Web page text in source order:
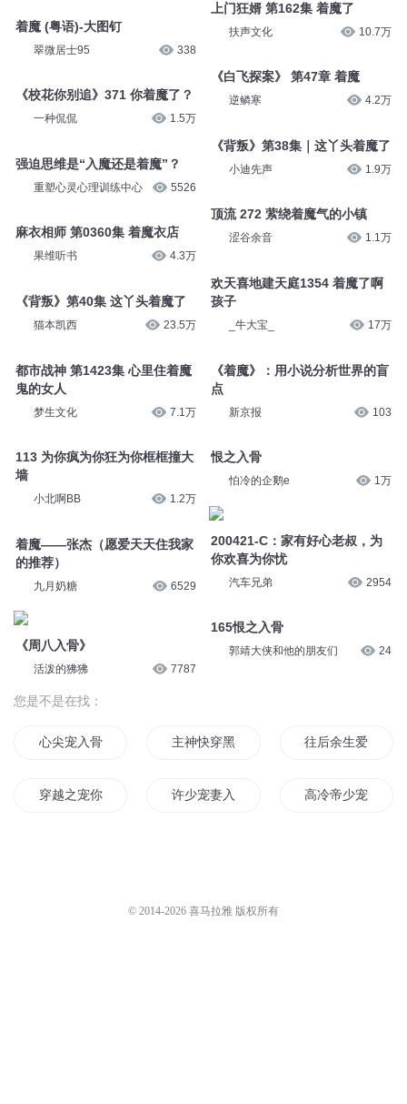
着魔 (粤语)-大图钉
翠微居士95 338
《校花你别追》371 你着魔了？
一种侃侃 1.5万
强迫思维是“入魔还是着魔”？
重塑心灵心理训练中心 5526
麻衣相师 第0360集 着魔衣店
果维听书 4.3万
《背叛》第40集 这丫头着魔了
猫本凯西 23.5万
都市战神 第1423集 心里住着魔
鬼的女人
梦生文化 7.1万
113 为你疯为你狂为你框框撞大
墙
小北啊BB 1.2万
着魔——张杰（愿爱天天住我家
的推荐）
九月奶糖 6529
《周八入骨》
活泼的狒狒 7787
上门狂婿 第162集 着魔了
扶声文化 10.7万
《白飞探案》 第47章 着魔
逆鳞寒 4.2万
《背叛》第38集｜这丫头着魔了
小迪先声 1.9万
顶流 272 萦绕着魔气的小镇
涩谷余音 1.1万
欢天喜地建天庭1354 着魔了啊
孩子
_牛大宝_ 17万
《着魔》：用小说分析世界的盲
点
新京报 103
恨之入骨
怕冷的企鹅e 1万
200421-C：家有好心老叔，为
你欢喜为你忧
汽车兄弟 2954
165恨之入骨
郭靖大侠和他的朋友们 24
您是不是在找：
心尖宠入骨 主神快穿黑化男神宠入骨往后余生爱她入骨
穿越之宠你入骨 许少宠妻入骨 高冷帝少宠妻入骨
© 2014-2026 喜马拉雅 版权所有